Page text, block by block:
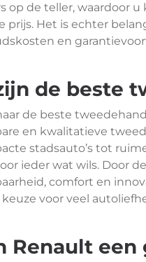
op de teller, waardoor
prijs. Het is echter
en
de beste
de beste
en kwalitatieve
stadsauto’s tot
ieder wat wils. Door
comfort en
voor veel
Renault een